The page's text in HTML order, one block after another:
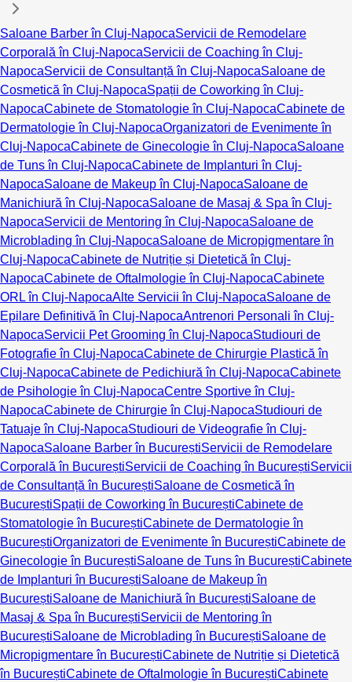
Saloane Barber în Cluj-NapocaServicii de Remodelare
Corporală în Cluj-NapocaServicii de Coaching în Cluj-
NapocaServicii de Consultanță în Cluj-NapocaSaloane de
Cosmetică în Cluj-NapocaSpații de Coworking în Cluj-
NapocaCabinete de Stomatologie în Cluj-NapocaCabinete de
Dermatologie în Cluj-NapocaOrganizatori de Evenimente în
Cluj-NapocaCabinete de Ginecologie în Cluj-NapocaSaloane
de Tuns în Cluj-NapocaCabinete de Implanturi în Cluj-
NapocaSaloane de Makeup în Cluj-NapocaSaloane de
Manichiură în Cluj-NapocaSaloane de Masaj & Spa în Cluj-
NapocaServicii de Mentoring în Cluj-NapocaSaloane de
Microblading în Cluj-NapocaSaloane de Micropigmentare în
Cluj-NapocaCabinete de Nutriție și Dietetică în Cluj-
NapocaCabinete de Oftalmologie în Cluj-NapocaCabinete
ORL în Cluj-NapocaAlte Servicii în Cluj-NapocaSaloane de
Epilare Definitivă în Cluj-NapocaAntrenori Personali în Cluj-
NapocaServicii Pet Grooming în Cluj-NapocaStudiouri de
Fotografie în Cluj-NapocaCabinete de Chirurgie Plastică în
Cluj-NapocaCabinete de Pedichiură în Cluj-NapocaCabinete
de Psihologie în Cluj-NapocaCentre Sportive în Cluj-
NapocaCabinete de Chirurgie în Cluj-NapocaStudiouri de
Tatuaje în Cluj-NapocaStudiouri de Videografie în Cluj-
NapocaSaloane Barber în BucureștiServicii de Remodelare
Corporală în BucureștiServicii de Coaching în BucureștiServicii
de Consultanță în BucureștiSaloane de Cosmetică în
BucureștiSpații de Coworking în BucureștiCabinete de
Stomatologie în BucureștiCabinete de Dermatologie în
BucureștiOrganizatori de Evenimente în BucureștiCabinete de
Ginecologie în BucureștiSaloane de Tuns în BucureștiCabinete
de Implanturi în BucureștiSaloane de Makeup în
BucureștiSaloane de Manichiură în BucureștiSaloane de
Masaj & Spa în BucureștiServicii de Mentoring în
BucureștiSaloane de Microblading în BucureștiSaloane de
Micropigmentare în BucureștiCabinete de Nutriție și Dietetică
în BucureștiCabinete de Oftalmologie în BucureștiCabinete